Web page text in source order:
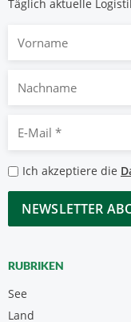
Täglich aktuelle
Vorname
Nachname
Mail
*
*
Ich akzeptiere die
CAPTCHA
RUBRIKEN
See
Land